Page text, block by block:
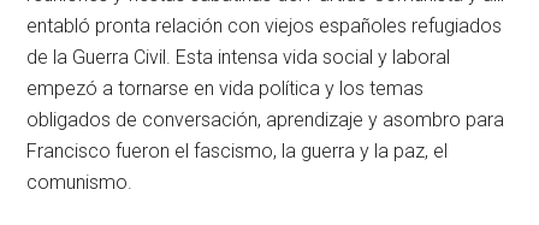
entabló pronta relación con viejos españoles refugiados
de la Guerra Civil. Esta intensa vida social y laboral
empezó a tornarse en vida política y los temas
obligados de conversación, aprendizaje y asombro para
Francisco fueron el fascismo, la guerra y la paz, el
comunismo.